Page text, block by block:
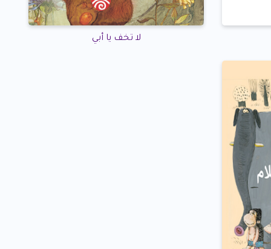
لا تخف يا أبي